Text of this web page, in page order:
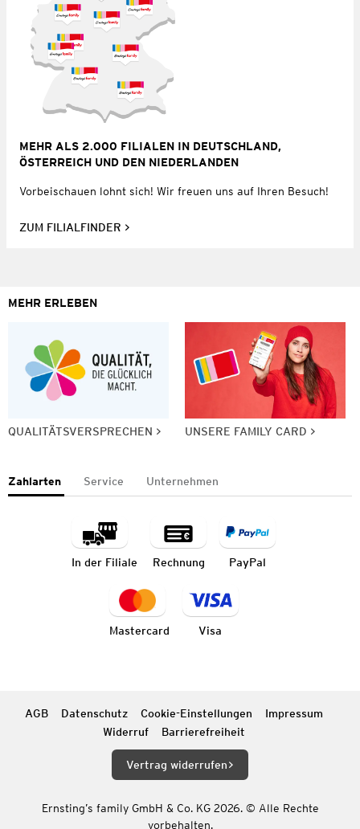
MEHR ALS 2.000 FILIALEN IN DEUTSCHLAND,
ÖSTERREICH UND DEN NIEDERLANDEN
Vorbeischauen lohnt sich! Wir freuen uns auf Ihren Besuch!
ZUM FILIALFINDER
MEHR ERLEBEN
QUALITÄTSVERSPRECHEN UNSERE FAMILY CARD
Zahlarten Service Unternehmen
In der Filiale Rechnung PayPal
Mastercard Visa
AGB Datenschutz Cookie-Einstellungen
Impressum
Widerruf
Barrierefreiheit
Vertrag widerrufen
Ernsting’s family GmbH & Co. KG 2026. © Alle Rechte
vorbehalten.